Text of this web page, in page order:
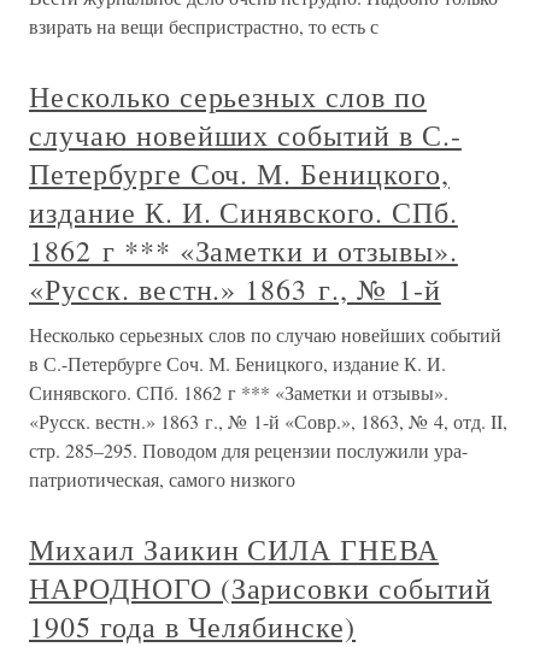
взирать на вещи беспристрастно, то есть с
Несколько серьезных слов по
случаю новейших событий в С.-
Петербурге Соч. М. Беницкого,
издание К. И. Синявского. СПб.
1862 г *** «Заметки и отзывы».
«Русск. вестн.» 1863 г., № 1-й
Несколько серьезных слов по случаю новейших событий
в С.-Петербурге Соч. М. Беницкого, издание К. И.
Синявского. СПб. 1862 г *** «Заметки и отзывы».
«Русск. вестн.» 1863 г., № 1-й «Совр.», 1863, № 4, отд. II,
стр. 285–295. Поводом для рецензии послужили ура-
патриотическая, самого низкого
Михаил Заикин СИЛА ГНЕВА
НАРОДНОГО (Зарисовки событий
1905 года в Челябинске)